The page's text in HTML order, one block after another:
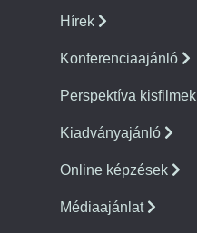
Hírek
Konferenciaajánló
Perspektíva kisfilmek
Kiadványajánló
Online képzések
Médiaajánlat